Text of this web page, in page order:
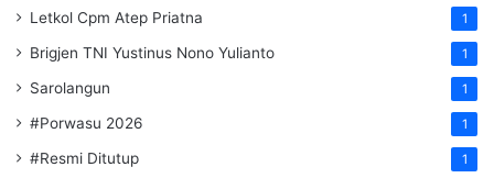
Letkol Cpm Atep Priatna 1
Brigjen TNI Yustinus Nono Yulianto 1
Sarolangun 1
#Porwasu 2026 1
#Resmi Ditutup 1